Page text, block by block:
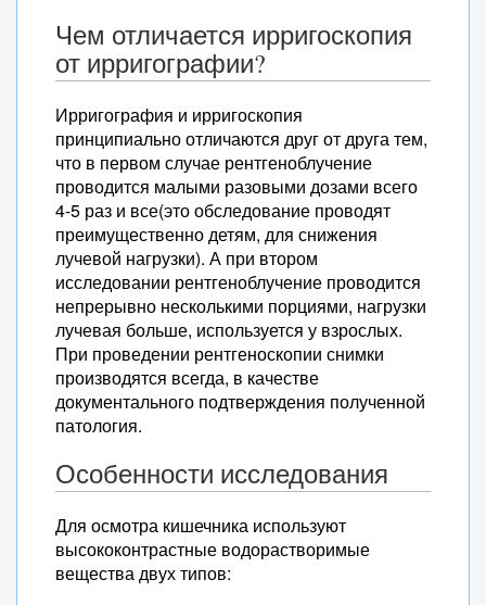
Чем отличается ирригоскопия
от ирригографии?
Ирригография и ирригоскопия
принципиально отличаются друг от друга тем,
что в первом случае рентгеноблучение
проводится малыми разовыми дозами всего
4-5 раз и все(это обследование проводят
преимущественно детям, для снижения
лучевой нагрузки). А при втором
исследовании рентгеноблучение проводится
непрерывно несколькими порциями, нагрузки
лучевая больше, используется у взрослых.
При проведении рентгеноскопии снимки
производятся всегда, в качестве
документального подтверждения полученной
патология.
Особенности исследования
Для осмотра кишечника используют
высококонтрастные водорастворимые
вещества двух типов: